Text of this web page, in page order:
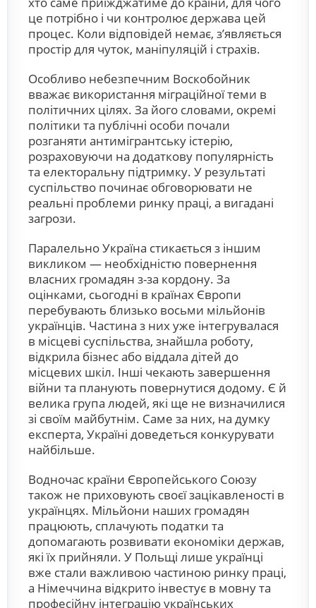
це потрібно і чи контролює держава цей
процес. Коли відповідей немає, з’являється
простір для чуток, маніпуляцій і страхів.
Особливо небезпечним Воскобойник
вважає використання міграційної теми в
політичних цілях. За його словами, окремі
політики та публічні особи почали
розганяти антимігрантську істерію,
розраховуючи на додаткову популярність
та електоральну підтримку. У результаті
суспільство починає обговорювати не
реальні проблеми ринку праці, а вигадані
загрози.
Паралельно Україна стикається з іншим
викликом — необхідністю повернення
власних громадян з-за кордону. За
оцінками, сьогодні в країнах Європи
перебувають близько восьми мільйонів
українців. Частина з них уже інтегрувалася
в місцеві суспільства, знайшла роботу,
відкрила бізнес або віддала дітей до
місцевих шкіл. Інші чекають завершення
війни та планують повернутися додому. Є й
велика група людей, які ще не визначилися
зі своїм майбутнім. Саме за них, на думку
експерта, Україні доведеться конкурувати
найбільше.
Водночас країни Європейського Союзу
також не приховують своєї зацікавленості в
українцях. Мільйони наших громадян
працюють, сплачують податки та
допомагають розвивати економіки держав,
які їх прийняли. У Польщі лише українці
вже стали важливою частиною ринку праці,
а Німеччина відкрито інвестує в мовну та
професійну інтеграцію українських